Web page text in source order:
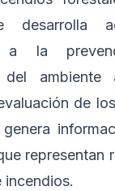
desarrolla
a la
del
de
representan
incendios.